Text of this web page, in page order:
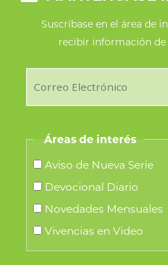
Suscríbase en el área de
recibir información de
Áreas de interés
Aviso de Nueva Serie
Devocional Diario
Novedades Mensuales
Vivencias en Video